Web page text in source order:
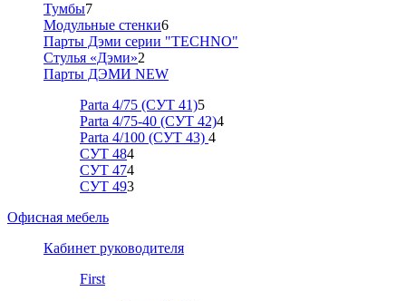
Тумбы7
Модульные стенки6
Парты Дэми серии "TECHNO"
Стулья «Дэми»2
Парты ДЭМИ NEW
Parta 4/75 (СУТ 41)5
Parta 4/75-40 (СУТ 42)4
Parta 4/100 (СУТ 43) 4
СУТ 484
СУТ 474
СУТ 493
Офисная мебель
Кабинет руководителя
First